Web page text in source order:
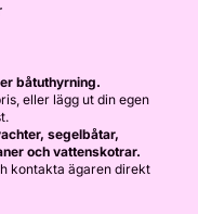
båtuthyrning.
eller lägg ut din egen
segelbåtar,
och vattenskotrar.
kontakta ägaren direkt